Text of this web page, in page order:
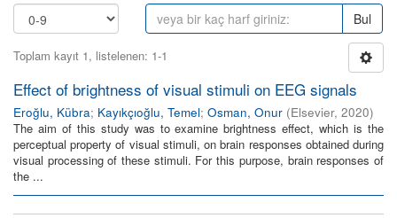
Bul
Toplam kayıt 1, listelenen: 1-1
Effect of brightness of visual stimuli on EEG signals
Eroğlu, Kübra; Kayıkçıoğlu, Temel; Osman, Onur (Elsevier, 2020)
The aim of this study was to examine brightness effect, which is the
perceptual property of visual stimuli, on brain responses obtained during
visual processing of these stimuli. For this purpose, brain responses of
the ...